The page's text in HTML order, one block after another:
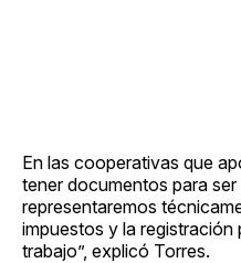
En las cooperativas que
tener documentos para
representaremos
impuestos y la registración
trabajo”, explicó Torres.